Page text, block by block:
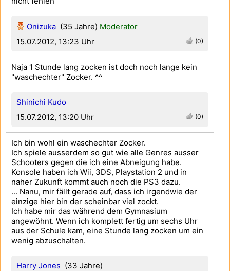
Onizuka (35 Jahre) Moderator
15.07.2012, 13:23 Uhr
(0)
Shinichi Kudo
15.07.2012, 13:20 Uhr
(0)
Naja 1 Stunde lang zocken ist doch noch lange kein
"waschechter" Zocker. ^^
Harry Jones (33 Jahre)
Ich bin wohl ein waschechter Zocker.
Ich spiele ausserdem so gut wie alle Genres ausser
Schooters gegen die ich eine Abneigung habe.
Konsole haben ich Wii, 3DS, Playstation 2 und in
naher Zukunft kommt auch noch die PS3 dazu.
... Nanu, mir fällt gerade auf, dass ich irgendwie der
einzige hier bin der scheinbar viel zockt.
Ich habe mir das während dem Gymnasium
angewöhnt. Wenn ich komplett fertig um sechs Uhr
aus der Schule kam, eine Stunde lang zocken um ein
wenig abzuschalten.